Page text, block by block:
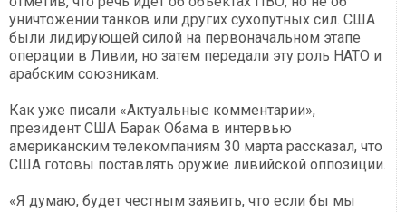
уничтожении танков или других сухопутных сил. США
были лидирующей силой на первоначальном этапе
операции в Ливии, но затем передали эту роль НАТО и
арабским союзникам.
Как уже писали «Актуальные комментарии»,
президент США Барак Обама в интервью
американским телекомпаниям 30 марта рассказал, что
США готовы поставлять оружие ливийской оппозиции.
«Я думаю, будет честным заявить, что если бы мы